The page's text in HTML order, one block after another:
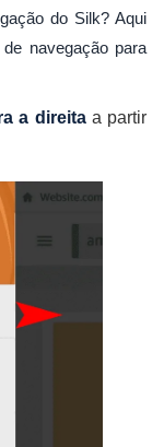
do Silk? Aqui
navegação para
a direitaa partir